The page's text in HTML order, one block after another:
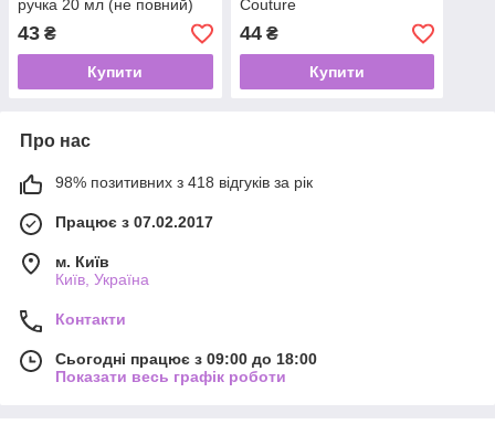
ручка 20 мл (не повний)
43 ₴
Купити
Couture
44₴
Купити
Про нас
98% позитивних з 418 відгуків за рік
Працює з 07.02.2017
м. Київ
Київ, Україна
Контакти
Сьогодні працює з 09:00 до 18:00
Показати весь графік роботи